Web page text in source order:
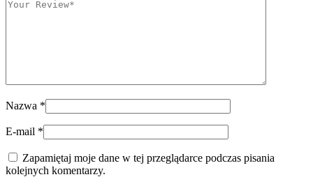
Nazwa *
E-mail *
Zapamiętaj moje dane w tej przeglądarce podczas pisania
kolejnych komentarzy.